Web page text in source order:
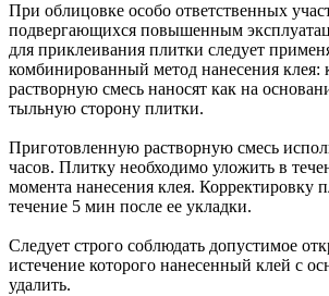
При облицовке особо ответственных
подвергающихся повышенным
для приклеивания плитки следует
комбинированный метод нанесения клея:
растворную смесь наносят как на
тыльную сторону плитки.
Приготовленную растворную смесь
часов. Плитку необходимо уложить в
момента нанесения клея. Корректировку
течение 5 мин после ее укладки.
Следует строго соблюдать допустимое
истечение которого нанесенный клей с
удалить.